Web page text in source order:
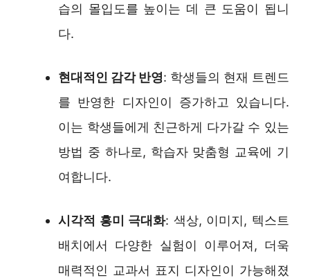
습의 몰입도를 높이는 데 큰 도움이 됩니
다.
현대적인 감각 반영: 학생들의 현재 트렌드
를 반영한 디자인이 증가하고 있습니다.
이는 학생들에게 친근하게 다가갈 수 있는
방법 중 하나로, 학습자 맞춤형 교육에 기
여합니다.
시각적 흥미 극대화: 색상, 이미지, 텍스트
배치에서 다양한 실험이 이루어져, 더욱
매력적인 교과서 표지 디자인이 가능해졌